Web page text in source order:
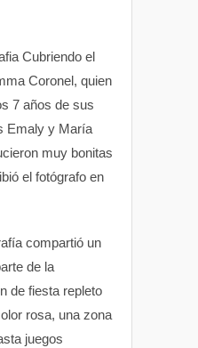
Cubriendo el
Coronel, quien
7 años de sus
Emaly y María
muy bonitas
el fotógrafo en
compartió un
de la
de fiesta repleto
rosa, una zona
juegos